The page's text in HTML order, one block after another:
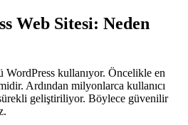
Web Sitesi: Neden
kullanıyor. Öncelikle en
Ardından milyonlarca kullanıcı
geliştiriliyor. Böylece güvenilir